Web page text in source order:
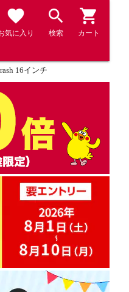
気に入り 検索 カート
16インチ